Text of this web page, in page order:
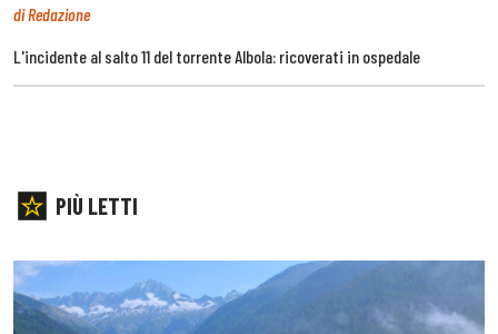
di Redazione
L'incidente al salto 11 del torrente Albola: ricoverati in ospedale
PIÙ LETTI